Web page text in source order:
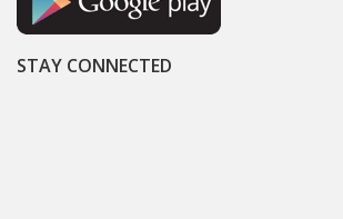
STAY CONNECTED